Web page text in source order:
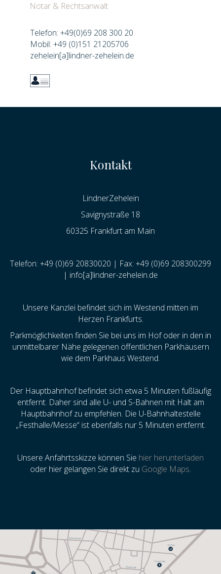
Notar & Rechtsanwalt
Telefon: +49(0)69 208 300 20
Mobil: +49 (0)151 21205706
zehelein[a]lindner-zehelein.de
Kontakt
LindnerZehelein
Savignystraße 18
60325 Frankfurt am Main
Telefon: +49 (0)69 20830020 | Fax: +49 (0)69 208300299
| info[a]lindner-zehelein.de
Unsere Kanzlei befindet sich im Westend mitten im
Herzen Frankfurts.
Parkmöglichkeiten finden Sie bei uns im Hof oder in den in
unmittelbarer Nähe gelegenen öffentlichen Parkhäusern
wie dem Parkhaus Westend.
Der Hauptbahnhof befindet sich etwa 5 Minuten fußläufig
entfernt. Daher sind alle U- und S-Bahnen mit Halt am
Hauptbahnhof zu empfehlen. Die U-Bahnhaltestelle
„Festhalle/Messe“ ist ebenfalls nur 5 Minuten entfernt.
Unsere Anfahrtsskizze können Sie hier herunterladen
oder hier gelangen Sie direkt zu Google Maps.